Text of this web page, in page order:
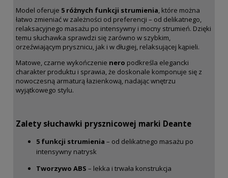
Model oferuje 5 różnych funkcji strumienia, które można
łatwo zmieniać w zależności od preferencji – od delikatnego,
relaksacyjnego masażu po intensywny i mocny strumień. Dzięki
temu słuchawka sprawdzi się zarówno w szybkim,
orzeźwiającym prysznicu, jak i w długiej, relaksującej kąpieli.
Matowe, czarne wykończenie nero podkreśla elegancki
charakter produktu i sprawia, że doskonale komponuje się z
nowoczesną armaturą łazienkową, nadając wnętrzu
wyjątkowego stylu.
Zalety słuchawki prysznicowej marki Deante
5 funkcji strumienia – od delikatnego masażu po
intensywny natrysk
Tworzywo ABS – lekka i trwała konstrukcja